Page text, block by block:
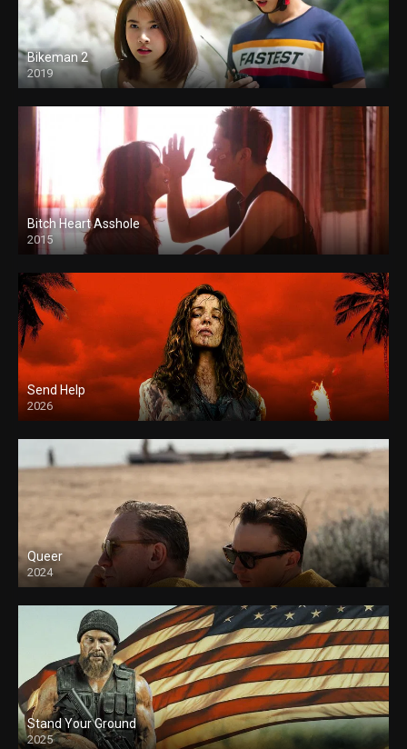
Bikeman 2
2019
Bitch Heart Asshole
2015
Send Help
2026
Queer
2024
Stand Your Ground
2025